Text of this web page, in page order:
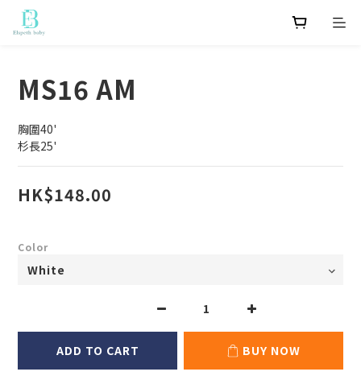
MS16 AM
胸圍40'
杉長25'
HK$148.00
Color
ADD TO CART BUY NOW